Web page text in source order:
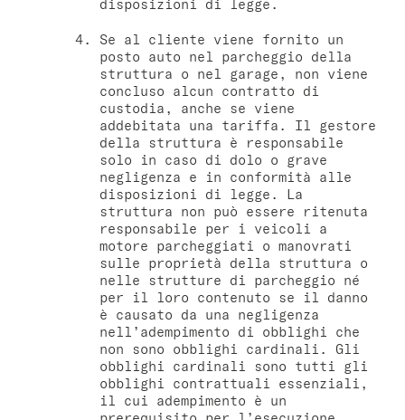
disposizioni di legge.
Se al cliente viene fornito un
posto auto nel parcheggio della
struttura o nel garage, non viene
concluso alcun contratto di
custodia, anche se viene
addebitata una tariffa. Il gestore
della struttura è responsabile
solo in caso di dolo o grave
negligenza e in conformità alle
disposizioni di legge. La
struttura non può essere ritenuta
responsabile per i veicoli a
motore parcheggiati o manovrati
sulle proprietà della struttura o
nelle strutture di parcheggio né
per il loro contenuto se il danno
è causato da una negligenza
nell’adempimento di obblighi che
non sono obblighi cardinali. Gli
obblighi cardinali sono tutti gli
obblighi contrattuali essenziali,
il cui adempimento è un